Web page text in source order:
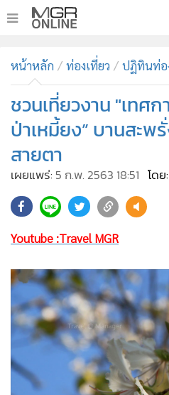
ทันเหตุการณ์
• ภาคใต้
• ภูมิภาค
• บันเทิง
• คอลัมนิสต์
•
ละคร
• Cyber BIZ
ผู้จัดกวน
• Good health & Well-being
Green Innovation & SD
• Management & HR
MGR Live
หน้าหลัก ท่องเที่ยว ปฏิทินท่อ
ชวนเที่ยวงาน "เทศ
ป่าเหมี้ยง” บานสะ
สายตา
เผยแพร่:5 ก.พ. 2563 18:51 โด
Youtube :Travel MGR